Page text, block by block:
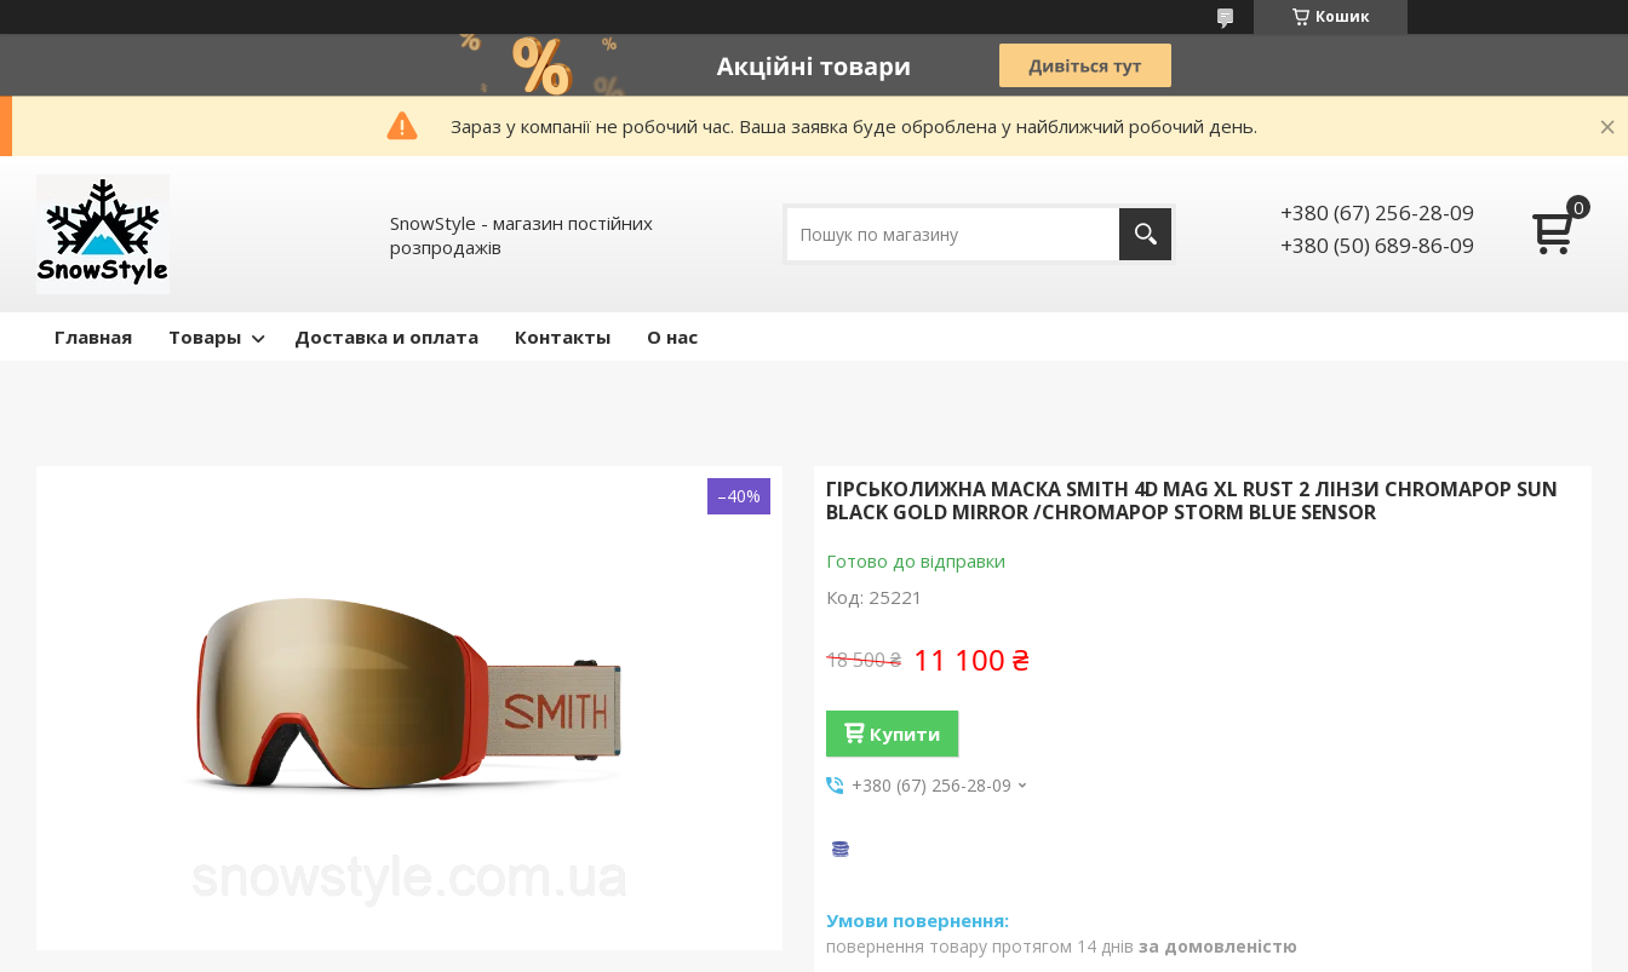
Кошик
Зараз у компанії не робочий час. Ваша заявка буде оброблена у найближчий робочий день.
SnowStyle - магазин постійних
розпродажів
+380 (67) 256-28-09
+380 (50) 689-86-09
Главная Товары Доставка и оплата Контакты О нас
–40%
ГІРСЬКОЛИЖНА МАСКА SMITH 4D MAG XL RUST 2 ЛІНЗИ CHROMAPOP SUN
BLACK GOLD MIRROR /CHROMAPOP STORM BLUE SENSOR
Готово до відправки
Код: 25221
18 500 ₴ 11 100 ₴
Купити
+380 (67) 256-28-09
повернення товару протягом 14 днів за домовленістю